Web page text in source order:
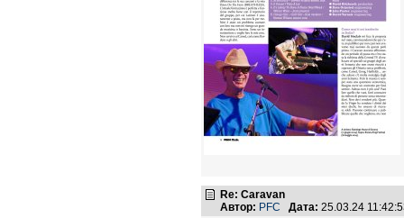
Re: Caravan
Автор: PFC Дата: 25.03.24